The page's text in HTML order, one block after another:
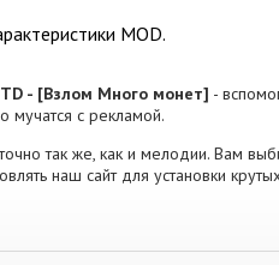
MOD.
- [Взлом Много монет] -
мучатся с рекламой.
так же, как и мелодии. Вам
наш сайт для установки